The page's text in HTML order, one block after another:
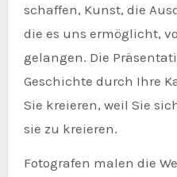
schaffen, Kunst, die
die es uns ermöglicht,
gelangen. Die
Geschichte durch Ihre
Sie kreieren, weil Sie
sie zu kreieren.
Fotografen malen die